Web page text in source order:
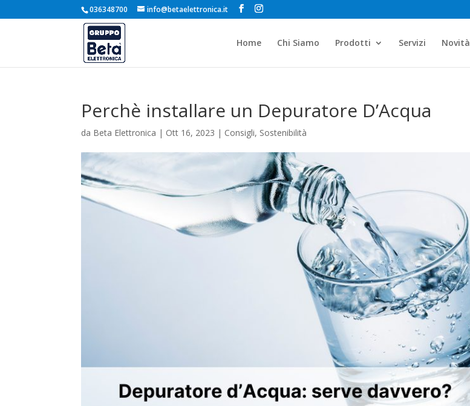
036348700 info@betaelettronica.it
Home Chi Siamo Prodotti Servizi Novità
Perchè installare un Depuratore D’Acqua
da Beta Elettronica | Ott 16, 2023 | Consigli, Sostenibilità